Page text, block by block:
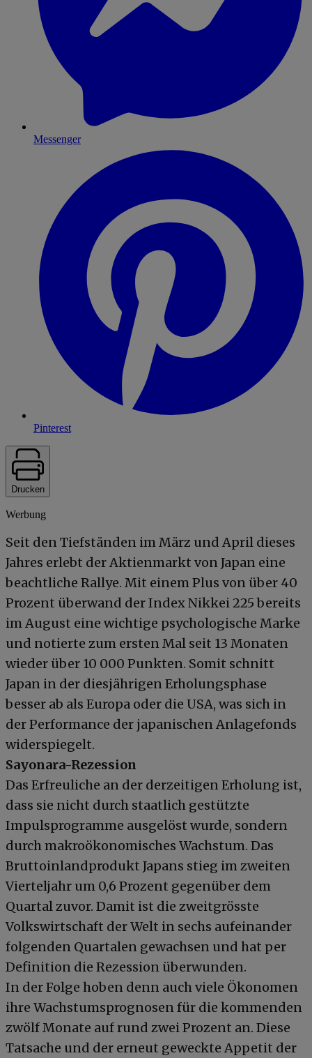
Messenger
Pinterest
Drucken
Werbung
Seit den Tiefständen im März und April dieses
Jahres erlebt der Aktienmarkt von Japan eine
beachtliche Rallye. Mit einem Plus von über 40
Prozent überwand der Index Nikkei 225 bereits
im August eine wichtige psychologische Marke
und notierte zum ersten Mal seit 13 Monaten
wieder über 10 000 Punkten. Somit schnitt
Japan in der diesjährigen Erholungsphase
besser ab als Europa oder die USA, was sich in
der Performance der japanischen Anlagefonds
widerspiegelt.
Sayonara-Rezession
Das Erfreuliche an der derzeitigen Erholung ist,
dass sie nicht durch staatlich gestützte
Impulsprogramme ausgelöst wurde, sondern
durch makroökonomisches Wachstum. Das
Bruttoinlandprodukt Japans stieg im zweiten
Vierteljahr um 0,6 Prozent gegenüber dem
Quartal zuvor. Damit ist die zweitgrösste
Volkswirtschaft der Welt in sechs aufeinander
folgenden Quartalen gewachsen und hat per
Definition die Rezession überwunden.
In der Folge hoben denn auch viele Ökonomen
ihre Wachstumsprognosen für die kommenden
zwölf Monate auf rund zwei Prozent an. Diese
Tatsache und der erneut geweckte Appetit der